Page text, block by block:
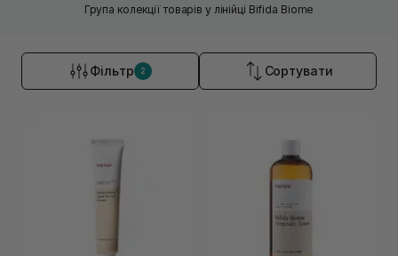
Група колекції товарів у лінійці Bifida Biome
Фільтр 2 Сортувати